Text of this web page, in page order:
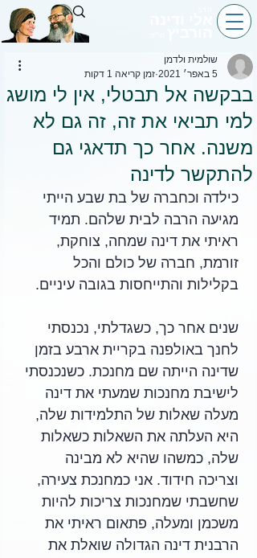
בבקשה אל תבטלי, אין לי מושג
למי תביאי את זה, זה גם לא
משנה. אחר כך תדאגי גם
להתקשר לדינה
שולמית ולדמן
5 באפר׳ 2021
זמן קריאה 1 דקות
כילדה וכחברה של בת שבע הייתי
מגיעה הרבה לבית שלהם. תמיד
ראיתי את דינה שמחה, צוחקת,
זורמת, חברה של כולם והכל
בקלילות והתייחסות בגובה עיניים.
שנים אחר כך, כשגדלתי, נכנסתי
לחנך באולפנה בקריית ארבע בזמן
שדינה הייתה שם מחנכת. כשנכנסתי
לישיבת מחנכות שמעתי את דינה
מעלה שאלות של התלמידות שלה,
היא העלתה את השאלות כשאלות
שלה, כמשהו שהיא לא מבינה
וצריכה חידוד. אני כמחנכת צעירה,
שחשבתי שמחנכות צריכות להיות
משכמן ומעלה, פתאום ראיתי את
הרבנית דינה הגדולה שואלת את